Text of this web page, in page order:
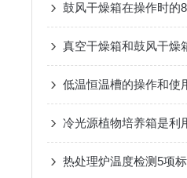
鼓风干燥箱在操作时的
低温恒温槽的操作和使